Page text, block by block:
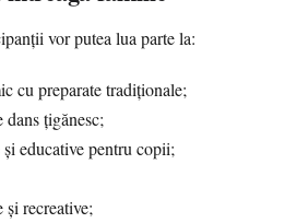
vor putea lua parte la:
cu preparate tradiționale;
dans țigănesc;
educative pentru copii;
recreative;